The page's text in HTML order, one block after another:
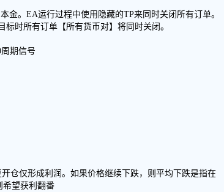
金。EA运行过程中使用隐藏的TP来同时关闭所有订单。
时所有订单【所有货币对】将同时关闭。
期信号
仓仅形成利润。如果价格继续下跌，则平均下跌是指在
希望获利翻番